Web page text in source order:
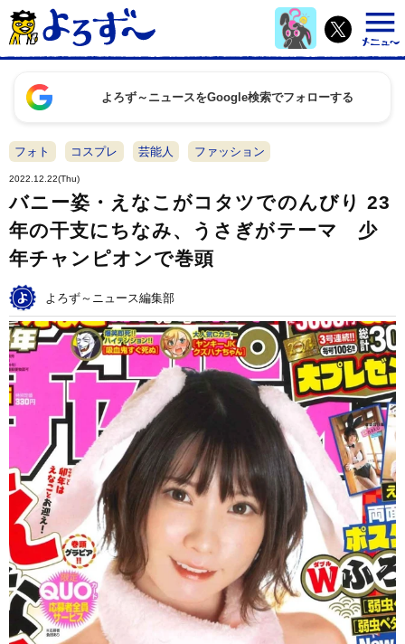
よろず～ニュースをGoogle検索でフォローする
フォト コスプレ 芸能人 ファッション
2022.12.22(Thu)
バニー姿・えなこがコタツでのんびり 23
年の干支にちなみ、うさぎがテーマ 少
年チャンピオンで巻頭
よろず～ニュース編集部